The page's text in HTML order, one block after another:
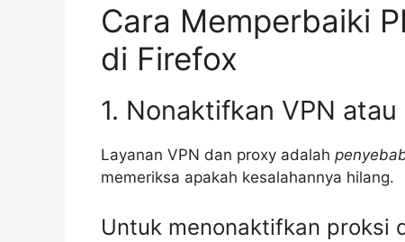
Cara Memperbaiki
di Firefox
1. Nonaktifkan VPN
Layanan VPN dan proxy adalah
memeriksa apakah kesalahannya hilang.
Untuk menonaktifkan proksi